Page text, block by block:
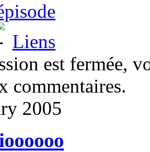
Liens
est fermée,
commentaires.
2005